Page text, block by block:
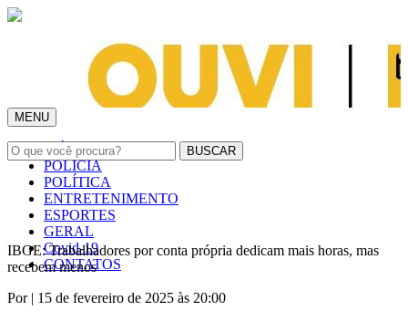
MENU
INÍCIO
POLÍCIA
POLÍTICA
ENTRETENIMENTO
ESPORTES
GERAL
Covid-19
CONTATOS
IBGE: Trabalhadores por conta própria dedicam mais horas, mas
recebem menos
Por | 15 de fevereiro de 2025 às 20:00